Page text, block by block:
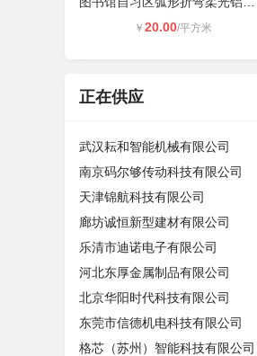
￥ 20.00/平方米
正在供应
武汉耘和智能机械有限公司
南京码尔够传动科技有限公司
天津锦航科技有限公司
廊坊诚恒新型建材有限公司
乐清市迪诺电子有限公司
河北东厚金属制品有限公司
北京华阳时代科技有限公司
东莞市信德机电科技有限公司
格芯（苏州）智能科技有限公司